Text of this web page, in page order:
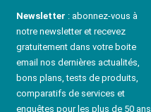
Newsletter : abonnez-vous à
notre newsletter et recevez
gratuitement dans votre boite
email nos dernières actualités,
bons plans, tests de produits,
comparatifs de services et
enquêtes pour les plus de 50 ans.